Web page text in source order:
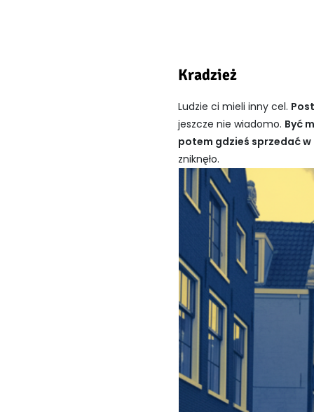
Kradzież
Ludzie ci mieli inny cel.
jeszcze nie wiadomo. Być
potem gdzieś sprzedać
zniknęło.